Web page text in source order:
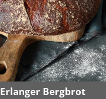
Erlanger Bergbrot